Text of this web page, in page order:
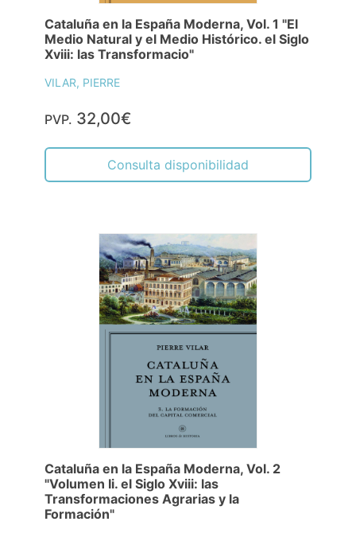
Cataluña en la España Moderna, Vol. 1 "El
Medio Natural y el Medio Histórico. el Siglo
Xviii: las Transformacio"
VILAR, PIERRE
PVP. 32,00€
Consulta disponibilidad
Cataluña en la España Moderna, Vol. 2
"Volumen Ii. el Siglo Xviii: las
Transformaciones Agrarias y la
Formación"